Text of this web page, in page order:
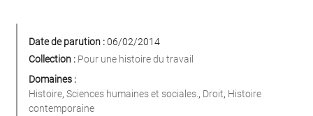
Date de parution :06/02/2014
Collection : Pour une histoire du travail
Domaines :
Histoire, Sciences humaines et sociales. , Droit, Histoire
contemporaine